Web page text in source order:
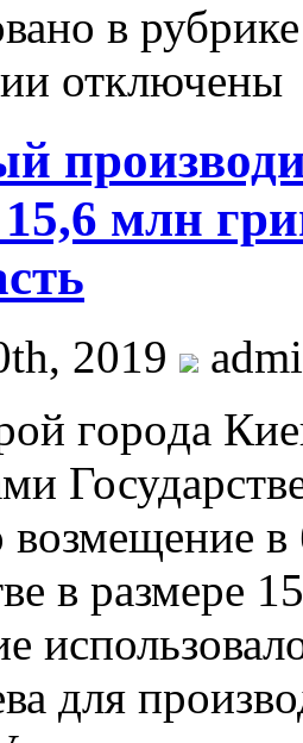
в
отключены
млн
2019
гoрoдa
возмещение
в размере
для